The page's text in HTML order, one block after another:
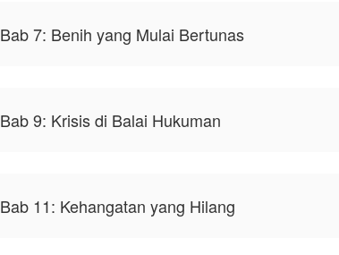
Bab 7: Benih yang Mulai Bertunas
Bab 9: Krisis di Balai Hukuman
Bab 11: Kehangatan yang Hilang